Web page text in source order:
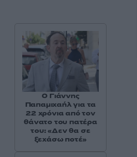
Ο Γιάννης
Παπαμιχαήλ για τα
22 χρόνια από τον
θάνατο του πατέρα
του: «Δεν θα σε
ξεχάσω ποτέ»